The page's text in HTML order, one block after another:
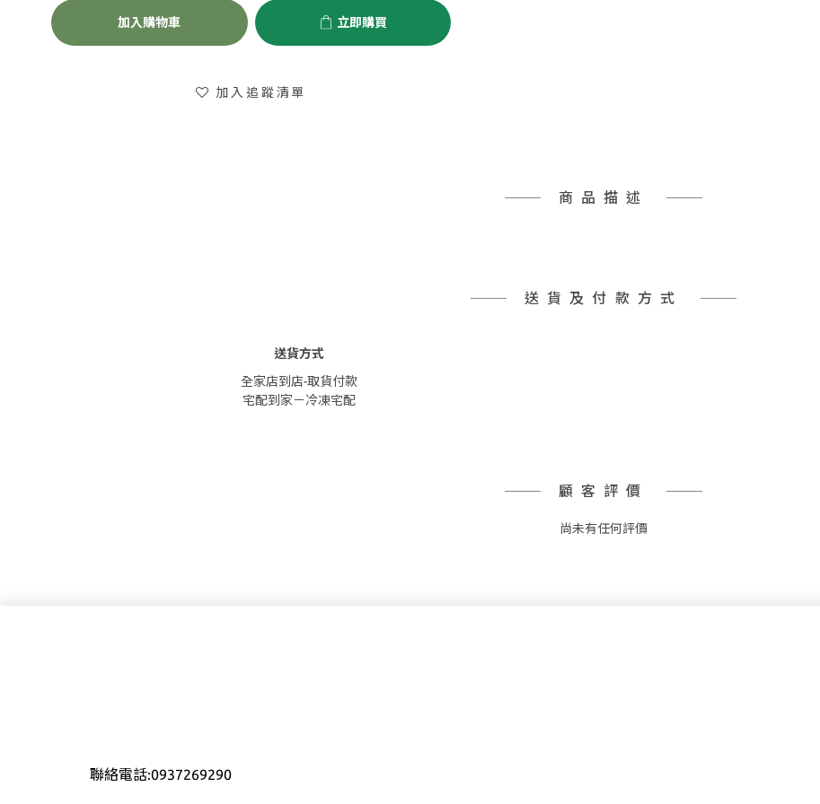
加入購物車 立即購買
加入追蹤清單
商品描述
送貨及付款方式
送貨方式
全家店到店-取貨付款
宅配到家－冷凍宅配
顧客評價
尚未有任何評價
聯絡電話:0937269290